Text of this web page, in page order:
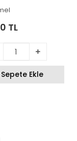
TL
Sepete Ekle